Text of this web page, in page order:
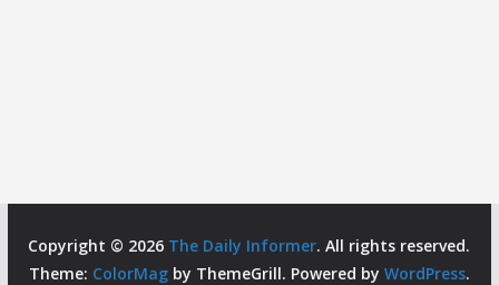
Copyright © 2026 The Daily Informer. All rights reserved.
Theme: ColorMagby ThemeGrill. Powered by WordPress.